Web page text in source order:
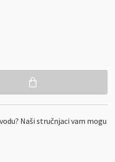
Naši stručnjaci vam mogu